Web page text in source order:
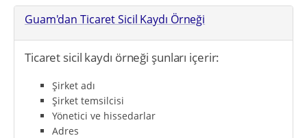
Guam'dan Ticaret Sicil Kaydı Örneği
Ticaret sicil kaydı örneği şunları içerir:
Şirket adı
Şirket temsilcisi
Yönetici ve hissedarlar
Adres